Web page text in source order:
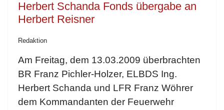
Herbert Schanda Fonds übergabe an
Herbert Reisner
Redaktion
Am Freitag, dem 13.03.2009 überbrachten
BR Franz Pichler-Holzer, ELBDS Ing.
Herbert Schanda und LFR Franz Wöhrer
dem Kommandanten der Feuerwehr